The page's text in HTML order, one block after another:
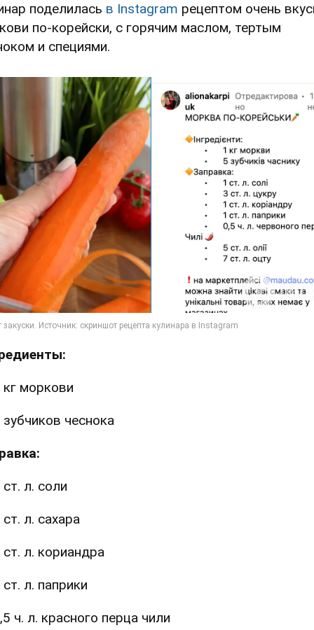
поделилась в Instagram рецептом очень
по-корейски, с горячим маслом, тертым
и специями.
кг моркови
зубчиков чеснока
ст. л. соли
ст. л. сахара
ст. л. кориандра
ст. л. паприки
ч. л. красного перца чили